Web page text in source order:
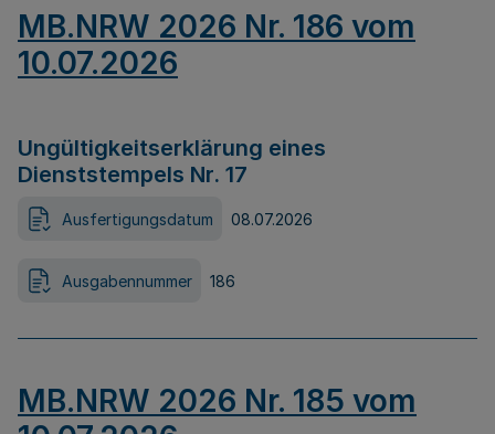
MB.NRW 2026 Nr. 186 vom
10.07.2026
Ungültigkeitserklärung eines
Dienststempels Nr. 17
Ausfertigungsdatum 08.07.2026
Ausgabennummer 186
MB.NRW 2026 Nr. 185 vom